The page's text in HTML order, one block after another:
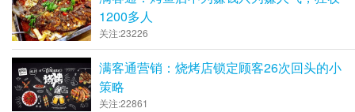
1200多人
关注:23226
满客通营销：烧烤店锁定顾客26次回头的小
策略
关注:22861